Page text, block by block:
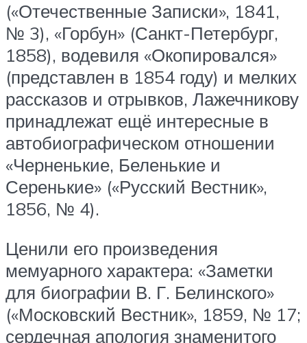
(«Отечественные Записки», 1841,
№ 3), «Горбун» (Санкт-Петербург,
1858), водевиля «Окопировался»
(представлен в 1854 году) и мелких
рассказов и отрывков, Лажечникову
принадлежат ещё интересные в
автобиографическом отношении
«Черненькие, Беленькие и
Серенькие» («Русский Вестник»,
1856, № 4).
Ценили его произведения
мемуарного характера: «Заметки
для биографии В. Г. Белинского»
(«Московский Вестник», 1859, № 17;
сердечная апология знаменитого